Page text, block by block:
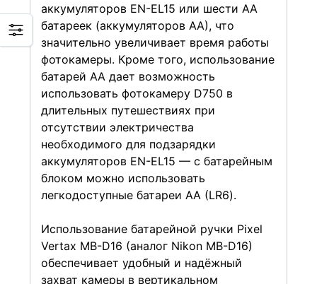
аккумуляторов EN-EL15 или шести АА
батареек (аккумуляторов АА), что
значительно увеличивает время работы
фотокамеры. Кроме того, использование
батарей АА дает возможность
использовать фотокамеру D750 в
длительных путешествиях при
отсутствии электричества
необходимого для подзарядки
аккумуляторов EN-EL15 — с батарейным
блоком можно использовать
легкодоступные батареи АА (LR6).
Использование батарейной ручки Pixel
Vertax MB-D16 (аналог Nikon MB-D16)
обеспечивает удобный и надёжный
захват камеры в вертикальном